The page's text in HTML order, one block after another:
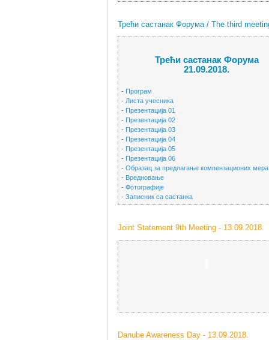
Трећи састанак Форума / The third
Трећи састанак Форума
21.09.2018.
- Програм
- Листа учесника
- Презентација 01
- Презентација 02
- Презентација 03
- Презентација 04
- Презентација 05
- Презентација 06
-Образац за предлагање компензационих мера
- Вредновање
-Фотографије
-Записник са састанка
Joint Statement 9th Meeting - 13.09.2018.
Danube Awareness Day - 13.09.2018.